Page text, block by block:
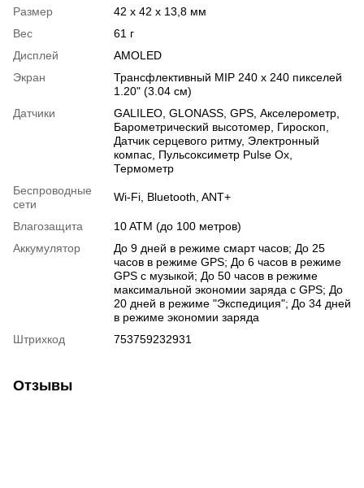
Размер
42 x 42 x 13,8 мм
Вес
61 г
Дисплей
AMOLED
Экран
Трансфлективный MIP 240 x 240 пикселей
1.20" (3.04 см)
Датчики
GALILEO GLONASS GPS Акселерометр
Барометрический высотомер Гироскоп
Датчик серцевого ритму, Электронный
компас Пульсоксиметр Pulse Ox
Термометр
Беспроводные
сети
Wi-Fi Bluetooth ANT+
Влагозащита
10 ATM (до 100 метров)
Аккумулятор
До 9 дней в режиме смарт часов; До 25
часов в режиме GPS; До 6 часов в режиме
GPS с музыкой; До 50 часов в режиме
максимальной экономии заряда с GPS; До
20 дней в режиме "Экспедиция"; До 34 дней
в режиме экономии заряда
Штрихкод
753759232931
Отзывы